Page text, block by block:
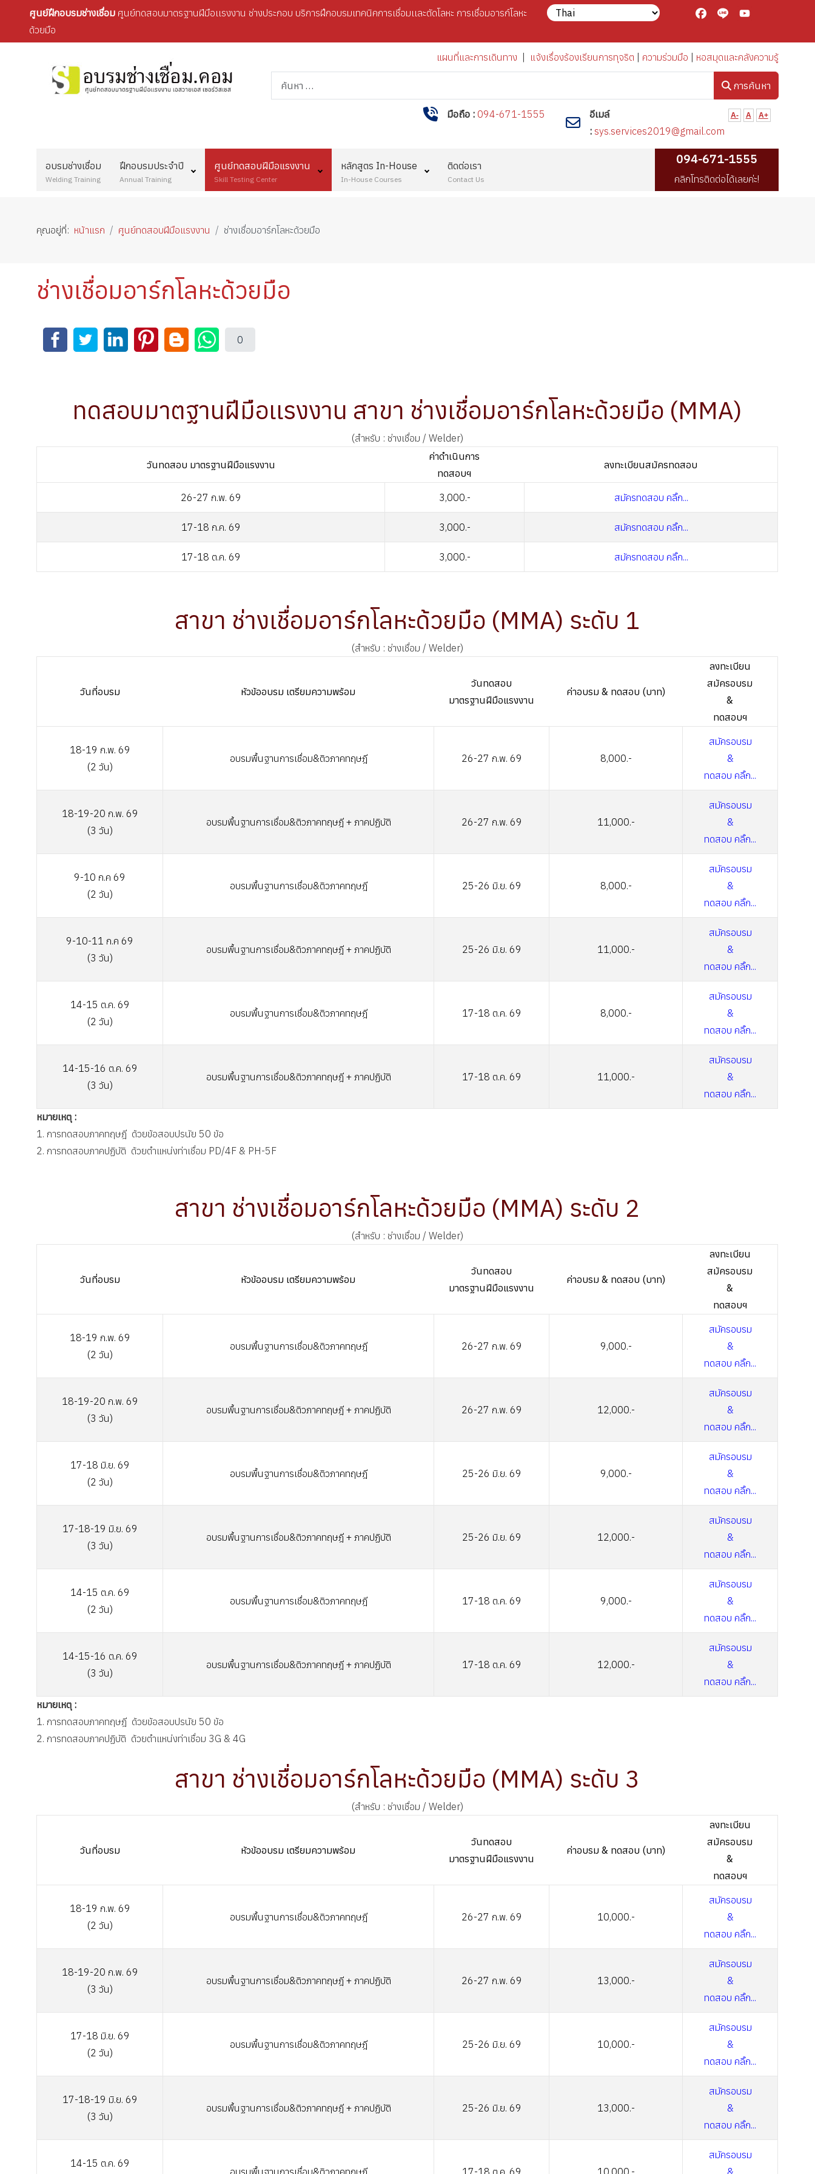
ศูนย์ฝึกอบรมช่างเชื่อม ศูนย์ทดสอบมาตรฐานฝีมือเเรงงาน ช่างประกอบ บริการฝึกอบรมเทคนิคการเชื่อมเเละตัดโลหะ การเชื่อมอารก์โลหะ
ด้วยมือ
แผนที่และการเดินทาง แจ้งเรื่องร้องเรียนการทุจริต ความร่วมมือ
หอสมุดและคลังความรู้
การค้นหา
การค้นหา
มือถือ : 094-671-1555
อีเมล์
: sys.services2019@gmail.com
A- A A+
อบรมช่างเชื่อม
Welding Training
ฝึกอบรมประจำปี
Annual Training
ศูนย์ทดสอบฝีมือแรงงาน
Skill Testing Center
หลักสูตร In-House
In-House Courses
ติดต่อเรา
Contact Us
094-671-1555
คลิกโทรติดต่อได้เลยค่ะ!
คุณอยู่ที่: หน้าแรก ศูนย์ทดสอบฝีมือแรงงาน ช่างเชื่อมอาร์กโลหะด้วยมือ
ช่างเชื่อมอาร์กโลหะด้วยมือ
0
ทดสอบมาตฐานฝีมือเเรงงาน สาขา ช่างเชื่อมอาร์กโลหะด้วยมือ (MMA)
(สำหรับ : ช่างเชื่อม / Welder)
วันทดสอบ มาตรฐานฝีมือแรงงาน
ค่าดำเนินการ
ทดสอบฯ
ลงทะเบียนสมัครทดสอบ
26-27 ก.พ. 69 3,000.- สมัครทดสอบ คลิ๊ก...
17-18 ก.ค. 69 3,000.- สมัครทดสอบ คลิ๊ก...
17-18 ต.ค. 69 3,000.- สมัครทดสอบ คลิ๊ก...
สาขา ช่างเชื่อมอาร์กโลหะด้วยมือ (MMA) ระดับ 1
(สำหรับ : ช่างเชื่อม / Welder)
วันที่อบรม หัวข้ออบรม เตรียมความพร้อม
วันทดสอบ
มาตรฐานฝีมือแรงงาน
ค่าอบรม & ทดสอบ (บาท)
ลงทะเบียน
สมัครอบรม
&
ทดสอบฯ
18-19 ก.พ. 69
(2 วัน)
อบรมพื้นฐานการเชื่อม&ติวภาคทฤษฎี 26-27 ก.พ. 69 8,000.-
สมัครอบรม
&
ทดสอบ คลิ๊ก...
18-19-20 ก.พ. 69
(3 วัน)
อบรมพื้นฐานการเชื่อม&ติวภาคทฤษฎี + ภาคปฏิบัติ 26-27 ก.พ. 69 11,000.-
สมัครอบรม
&
ทดสอบ คลิ๊ก...
9-10 ก.ค 69
(2 วัน)
อบรมพื้นฐานการเชื่อม&ติวภาคทฤษฎี 25-26 มิ.ย. 69 8,000.-
สมัครอบรม
&
ทดสอบ คลิ๊ก...
9-10-11 ก.ค 69
(3 วัน)
อบรมพื้นฐานการเชื่อม&ติวภาคทฤษฎี + ภาคปฏิบัติ 25-26 มิ.ย. 69 11,000.-
สมัครอบรม
&
ทดสอบ คลิ๊ก...
14-15 ต.ค. 69
(2 วัน)
อบรมพื้นฐานการเชื่อม&ติวภาคทฤษฎี 17-18 ต.ค. 69 8,000.-
สมัครอบรม
&
ทดสอบ คลิ๊ก...
14-15-16 ต.ค. 69
(3 วัน)
อบรมพื้นฐานการเชื่อม&ติวภาคทฤษฎี + ภาคปฏิบัติ 17-18 ต.ค. 69 11,000.-
สมัครอบรม
&
ทดสอบ คลิ๊ก...
หมายเหตุ :
1. การทดสอบภาคทฤษฎี ด้วยข้อสอบปรนัย 50 ข้อ
2. การทดสอบภาคปฏิบัติ ด้วยตำแหน่งท่าเชื่อม PD/4F & PH-5F
สาขา ช่างเชื่อมอาร์กโลหะด้วยมือ (MMA) ระดับ 2
(สำหรับ : ช่างเชื่อม / Welder)
วันที่อบรม หัวข้ออบรม เตรียมความพร้อม
วันทดสอบ
มาตรฐานฝีมือแรงงาน
ค่าอบรม & ทดสอบ (บาท)
ลงทะเบียน
สมัครอบรม
&
ทดสอบฯ
18-19 ก.พ. 69
(2 วัน)
อบรมพื้นฐานการเชื่อม&ติวภาคทฤษฎี 26-27 ก.พ. 69 9,000.-
สมัครอบรม
&
ทดสอบ คลิ๊ก...
18-19-20 ก.พ. 69
(3 วัน)
อบรมพื้นฐานการเชื่อม&ติวภาคทฤษฎี + ภาคปฏิบัติ 26-27 ก.พ. 69 12,000.-
สมัครอบรม
&
ทดสอบ คลิ๊ก...
17-18 มิ.ย. 69
(2 วัน)
อบรมพื้นฐานการเชื่อม&ติวภาคทฤษฎี 25-26 มิ.ย. 69 9,000.-
สมัครอบรม
&
ทดสอบ คลิ๊ก...
17-18-19 มิ.ย. 69
(3 วัน)
อบรมพื้นฐานการเชื่อม&ติวภาคทฤษฎี + ภาคปฏิบัติ 25-26 มิ.ย. 69 12,000.-
สมัครอบรม
&
ทดสอบ คลิ๊ก...
14-15 ต.ค. 69
(2 วัน)
อบรมพื้นฐานการเชื่อม&ติวภาคทฤษฎี 17-18 ต.ค. 69 9,000.-
สมัครอบรม
&
ทดสอบ คลิ๊ก...
14-15-16 ต.ค. 69
(3 วัน)
อบรมพื้นฐานการเชื่อม&ติวภาคทฤษฎี + ภาคปฏิบัติ 17-18 ต.ค. 69 12,000.-
สมัครอบรม
&
ทดสอบ คลิ๊ก...
หมายเหตุ :
1. การทดสอบภาคทฤษฎี ด้วยข้อสอบปรนัย 50 ข้อ
2. การทดสอบภาคปฏิบัติ ด้วยตำแหน่งท่าเชื่อม 3G & 4G
สาขา ช่างเชื่อมอาร์กโลหะด้วยมือ (MMA) ระดับ 3
(สำหรับ : ช่างเชื่อม / Welder)
วันที่อบรม หัวข้ออบรม เตรียมความพร้อม
วันทดสอบ
มาตรฐานฝีมือแรงงาน
ค่าอบรม & ทดสอบ (บาท)
ลงทะเบียน
สมัครอบรม
&
ทดสอบฯ
18-19 ก.พ. 69
(2 วัน)
อบรมพื้นฐานการเชื่อม&ติวภาคทฤษฎี 26-27 ก.พ. 69 10,000.-
สมัครอบรม
&
ทดสอบ คลิ๊ก...
18-19-20 ก.พ. 69
(3 วัน)
อบรมพื้นฐานการเชื่อม&ติวภาคทฤษฎี + ภาคปฏิบัติ 26-27 ก.พ. 69 13,000.-
สมัครอบรม
&
ทดสอบ คลิ๊ก...
17-18 มิ.ย. 69
(2 วัน)
อบรมพื้นฐานการเชื่อม&ติวภาคทฤษฎี 25-26 มิ.ย. 69 10,000.-
สมัครอบรม
&
ทดสอบ คลิ๊ก...
17-18-19 มิ.ย. 69
(3 วัน)
อบรมพื้นฐานการเชื่อม&ติวภาคทฤษฎี + ภาคปฏิบัติ 25-26 มิ.ย. 69 13,000.-
สมัครอบรม
&
ทดสอบ คลิ๊ก...
14-15 ต.ค. 69
อบรมพื้นฐานการเชื่อม&ติวภาคทฤษฎี 17-18 ต.ค. 69 10,000.-
สมัครอบรม
&